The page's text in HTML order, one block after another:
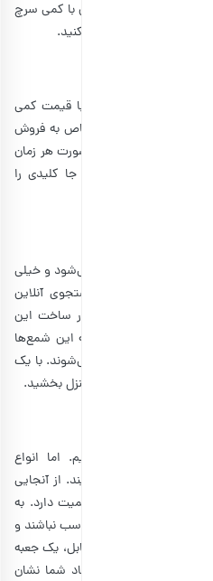
شما می‌توانید خودتان با کمی سرچ
منحصر به فرد درست کنید.
یک هدیه کاربردی است و با قیمت کمی
جا کلیدی با طرح و شکل خاص به فروش
عکس نیز دارد. در این صورت هر زمان
به خانه بازگردد و جا کلیدی را
معلم مرد و زن استفاده می‌شود و خیلی
با کمی خلاقیت و جستجوی آنلاین
معلم‌تان از خلاقیتی که در ساخت این
خواهند کرد. البته این شمع‌ها
به فرد و خاص محسوب می‌شوند. با یک
اینکه نمای زیباتری به منزل بخشید.
خرید اشیا فکر می‌کنیم. اما انواع
مناسب به حساب آیند. از آنجایی
نوع خوراکی نیز اهمیت دارد. به
برای استاد شما خیلی مناسب نباشند و
زیادی دارند. اما در مقابل، یک جعبه
هستند، بلکه به استاد شما نشان